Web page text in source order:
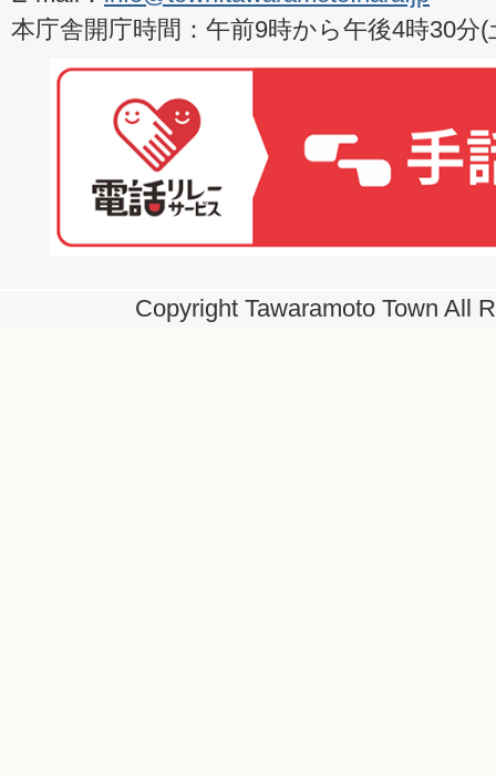
本庁舎開庁時間：午前9時から午後4時30分
Copyright Tawaramoto Town All